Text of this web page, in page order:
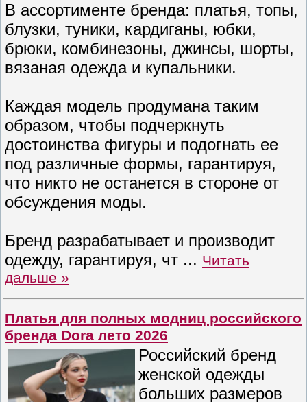
В ассортименте бренда: платья, топы,
блузки, туники, кардиганы, юбки,
брюки, комбинезоны, джинсы, шорты,
вязаная одежда и купальники.
Каждая модель продумана таким
образом, чтобы подчеркнуть
достоинства фигуры и подогнать ее
под различные формы, гарантируя,
что никто не останется в стороне от
обсуждения моды.
Бренд разрабатывает и производит
одежду, гарантируя, чт ... Читать
дальше »
Платья для полных модниц российского
бренда Dora лето 2026
Российский бренд
женской одежды
больших размеров